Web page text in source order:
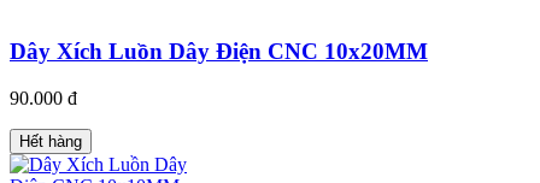
Dây Xích Luồn Dây Điện CNC 10x20MM
90.000 đ
Hết hàng